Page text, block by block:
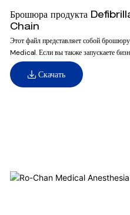
Брошюра продукта
Chain
Этот файл представляет собой
Medical. Если вы также запускаете
Скачать